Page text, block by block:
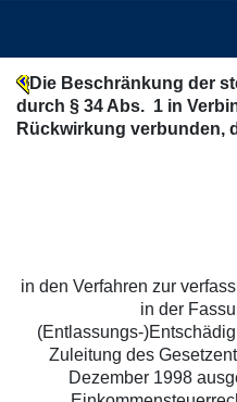
Die Beschränkung der
durch § 34 Abs. 1 in
Rückwirkung verbunden,
in den Verfahren zur
in der
(Entlassungs-
Zuleitung des
Dezember 1998